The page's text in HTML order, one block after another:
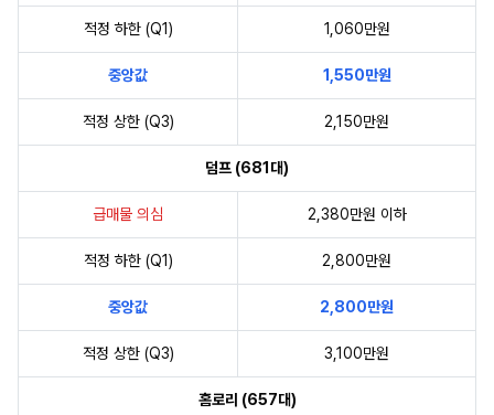
적정 하한 (Q1) 1,060만원
중앙값 1,550만원
적정 상한 (Q3) 2,150만원
덤프 (681대)
급매물 의심 2,380만원 이하
적정 하한 (Q1) 2,800만원
중앙값 2,800만원
적정 상한 (Q3) 3,100만원
홈로리 (657대)